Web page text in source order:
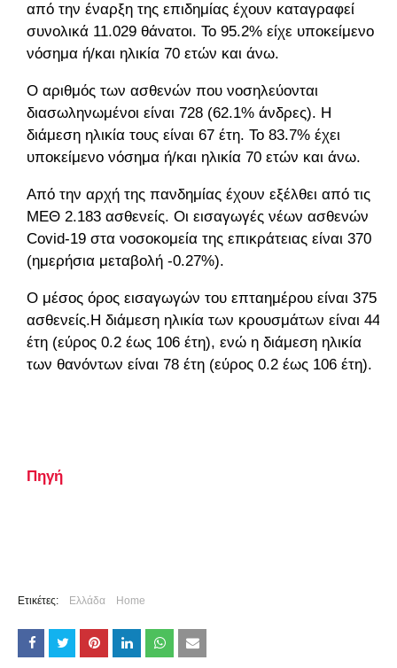
από την έναρξη της επιδημίας έχουν καταγραφεί
συνολικά 11.029 θάνατοι. Το 95.2% είχε υποκείμενο
νόσημα ή/και ηλικία 70 ετών και άνω.
Ο αριθμός των ασθενών που νοσηλεύονται
διασωληνωμένοι είναι 728 (62.1% άνδρες). Η
διάμεση ηλικία τους είναι 67 έτη. To 83.7% έχει
υποκείμενο νόσημα ή/και ηλικία 70 ετών και άνω.
Από την αρχή της πανδημίας έχουν εξέλθει από τις
ΜΕΘ 2.183 ασθενείς. Οι εισαγωγές νέων ασθενών
Covid-19 στα νοσοκομεία της επικράτειας είναι 370
(ημερήσια μεταβολή -0.27%).
Ο μέσος όρος εισαγωγών του επταημέρου είναι 375
ασθενείς.Η διάμεση ηλικία των κρουσμάτων είναι 44
έτη (εύρος 0.2 έως 106 έτη), ενώ η διάμεση ηλικία
των θανόντων είναι 78 έτη (εύρος 0.2 έως 106 έτη).
Πηγή
Ετικέτες: Ελλάδα Home